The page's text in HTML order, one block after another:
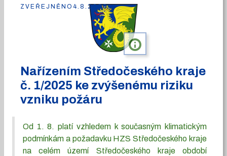
info
Nařízením Středočeského kraje
č. 1/2025 ke zvýšenému riziku
vzniku požáru
Od 1. 8. platí vzhledem k současným klimatickým
podmínkám a požadavku HZS Středočeského kraje
na celém území Středočeského kraje období
ZVEŘEJNĚNO 4.8.2026